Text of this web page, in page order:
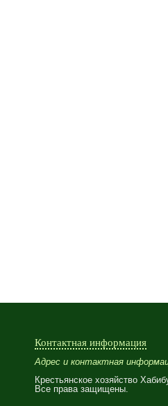
Контактная информация
Адрес и контактная
Крестьянское хозяйство
Все права защищены.